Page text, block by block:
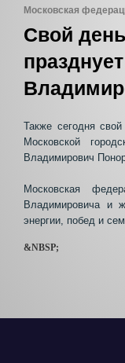
Московская
Свой
Также сегодня
Московской
Владимирович
Московская
Владимировича и
энергии, побед и
&NBSP;